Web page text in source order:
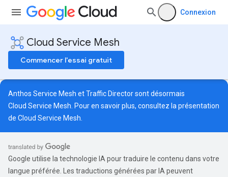
Connexion
Cloud Service Mesh
Commencer l'essai gratuit
Anthos Service Mesh et Traffic Director sont désormais
Cloud Service Mesh. Pour en savoir plus, consultez la présentation
de Cloud Service Mesh
Google utilise la technologie IA pour traduire le contenu dans votre
langue préférée. Les traductions générées par IA peuvent